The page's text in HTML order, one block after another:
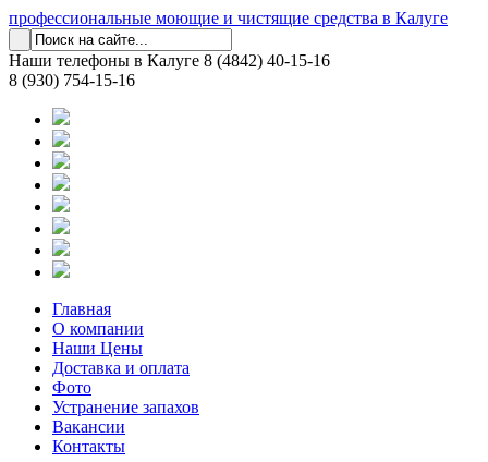
профессиональные моющие и чистящие средства в Калуге
Наши телефоны в Калуге 8 (4842) 40-15-16
8 (930) 754-15-16
Главная
О компании
Наши Цены
Доставка и оплата
Фото
Устранение запахов
Вакансии
Контакты